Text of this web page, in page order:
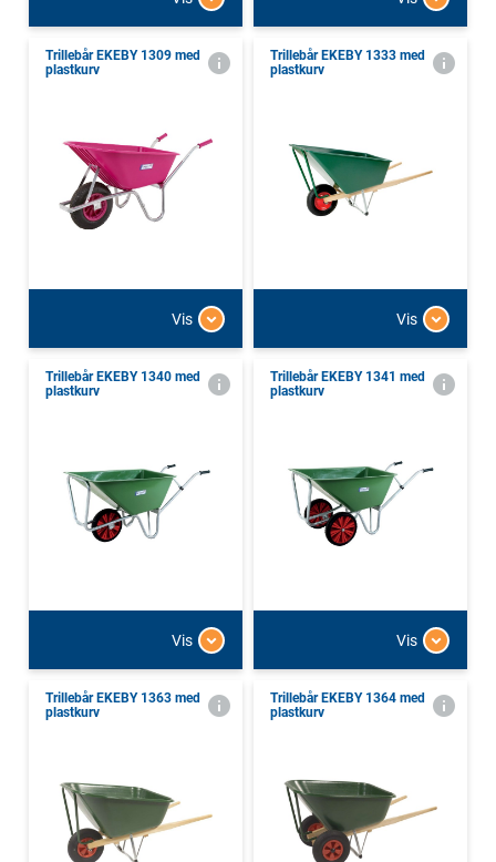
Trillebår EKEBY 1309 med
plastkurv
Vis
Trillebår EKEBY 1333 med
plastkurv
Vis
Trillebår EKEBY 1340 med
plastkurv
Vis
Trillebår EKEBY 1341 med
plastkurv
Vis
Trillebår EKEBY 1363 med
plastkurv
Trillebår EKEBY 1364 med
plastkurv